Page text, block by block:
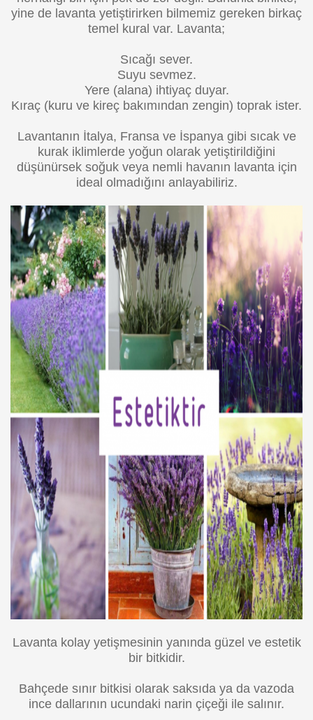
yine de lavanta yetiştirirken bilmemiz gereken birkaç
temel kural var. Lavanta;
Sıcağı sever.
Suyu sevmez.
Yere (alana) ihtiyaç duyar.
Kıraç (kuru ve kireç bakımından zengin) toprak ister.
Lavantanın İtalya, Fransa ve İspanya gibi sıcak ve
kurak iklimlerde yoğun olarak yetiştirildiğini
düşünürsek soğuk veya nemli havanın lavanta için
ideal olmadığını anlayabiliriz.
Lavanta kolay yetişmesinin yanında güzel ve estetik
bir bitkidir.
Bahçede sınır bitkisi olarak saksıda ya da vazoda
ince dallarının ucundaki narin çiçeği ile salınır.